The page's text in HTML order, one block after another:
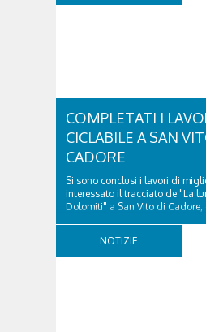
COMPLETATI I
CICLABILE A SAN
CADORE
Si sono conclusi i lavori di
interessato il tracciato de "La
Dolomiti" a San Vito di
appositi dissuasori in
NOTIZIE